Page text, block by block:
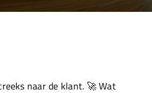
naar de klant. 🚀 Wat